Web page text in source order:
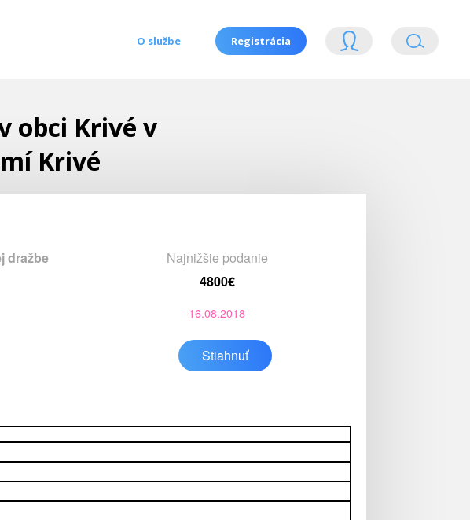
O službe Registrácia
obci Krivé v
Krivé
dražbe
Najnižšie podanie
4800€
16.08.2018
Stiahnuť